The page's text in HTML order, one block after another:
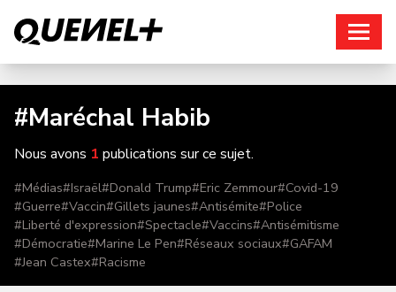
#Maréchal Habib
Nous avons 1 publications sur ce sujet.
#Médias#Israël#Donald Trump#Eric Zemmour#Covid-19
#Guerre#Vaccin#Gillets jaunes#Antisémite#Police
#Liberté d'expression#Spectacle#Vaccins#Antisémitisme
#Démocratie#Marine Le Pen#Réseaux sociaux#GAFAM
#Jean Castex#Racisme